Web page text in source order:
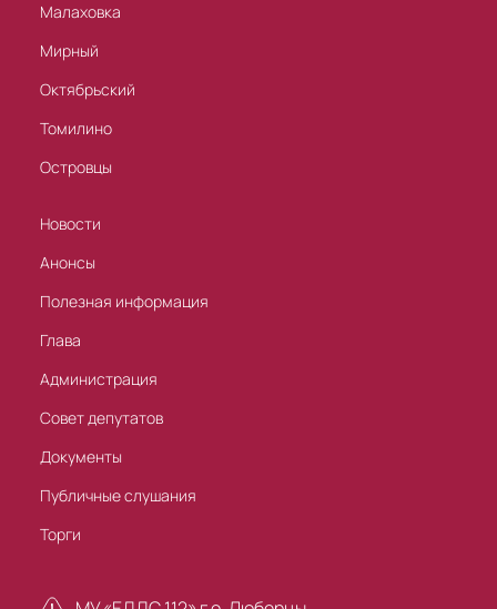
Малаховка
Мирный
Октябрьский
Томилино
Островцы
Новости
Анонсы
Полезная информация
Глава
Администрация
Совет депутатов
Документы
Публичные слушания
Торги